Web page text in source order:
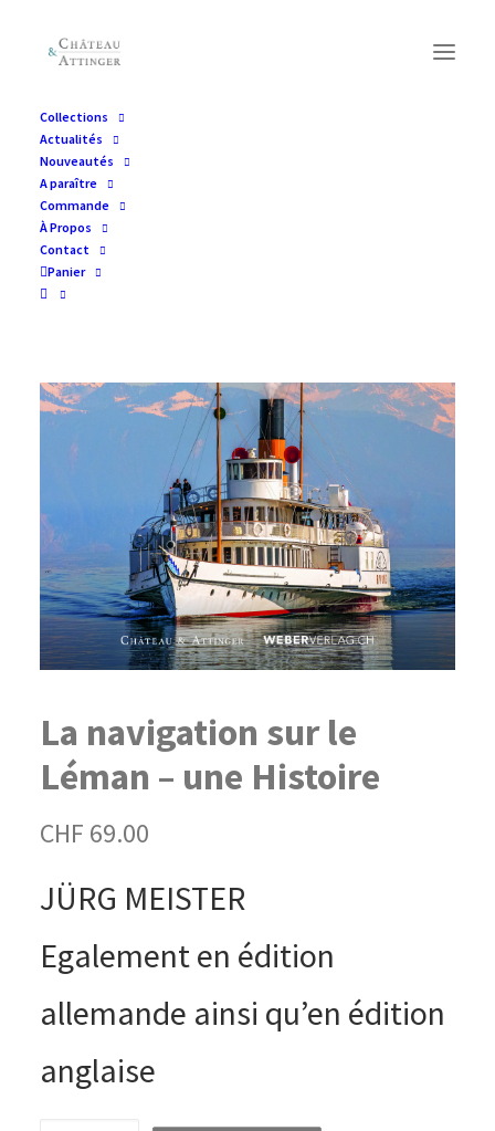
Collections
Actualités
Nouveautés
A paraître
Commande
À Propos
Contact
Panier
La navigation sur le
Léman – une Histoire
CHF 69.00
JÜRG MEISTER
Egalement en édition
allemande ainsi qu’en édition
anglaise